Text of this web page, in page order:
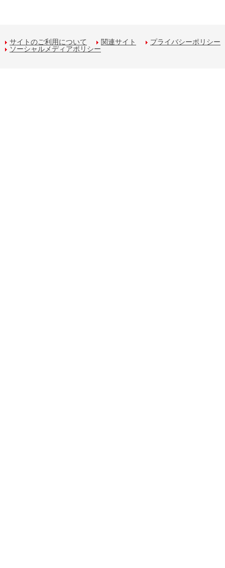
サイトのご利用について 関連サイト
プライバシーポリシー
ソーシャルメディアポリシー